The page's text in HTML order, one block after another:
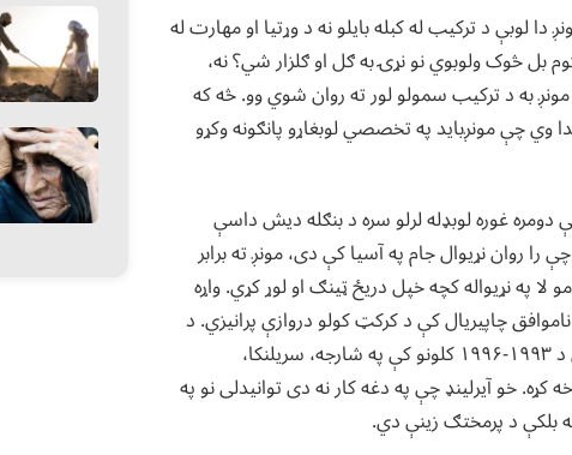
لوبې د ترکیب له کبله بایلو نه د وړتیا او مهارت له
بل څوک ولوبوي نو نړۍ به ګل او ګلزار شي؟ نه،
به د ترکیب سمولو لور ته روان شوي وو. څه که
وي چې مونږباید په تخصصي لوبغاړو پانګونه وکړو
غوره لوبډله لرلو سره د بنګله دیش داسې
روان نړیوال جام په آسیا کې دی، مونږ ته برابر
په نړیواله کچه خپل دریځ ټینګ او لوړ کړي. واړه
چاپیریال کې د کرکټ کولو دروازې پرانیزي. د
کرکټ د لوبډلو د پرمختګ همدا تجربه شوی پړاو او بهیر دی. سریلنکا خپل ځان د ۱۹۹۳-۱۹۹۶ کلونو کې په شارجه، سریلنکا،
خو آیرلینډ چې په دغه کار نه دی توانیدلی نو په
بلکې د پرمختګ زینې دي.‌